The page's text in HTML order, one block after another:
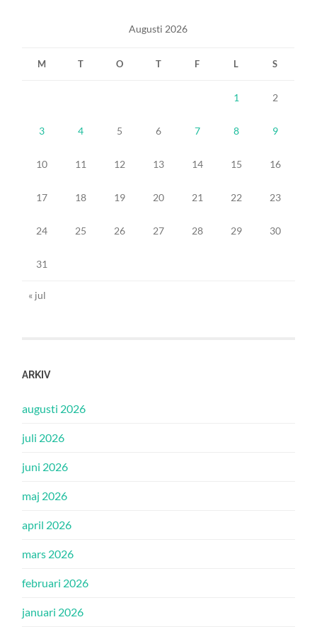
Augusti 2026
M T O T F L S
1 2
3 4 5 6 7 8 9
10 11 12 13 14 15 16
17 18 19 20 21 22 23
24 25 26 27 28 29 30
31
« jul
ARKIV
augusti 2026
juli 2026
juni 2026
maj 2026
april 2026
mars 2026
februari 2026
januari 2026